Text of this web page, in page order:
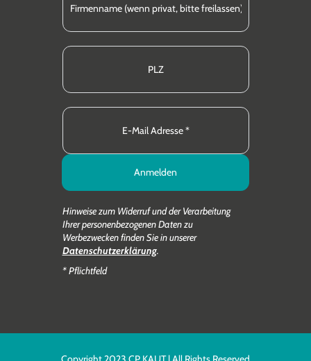
Anmelden
Hinweise zum Widerruf und der Verarbeitung
Ihrer personenbezogenen Daten zu
Werbezwecken finden Sie in unserer
Datenschutzerklärung.
* Pflichtfeld